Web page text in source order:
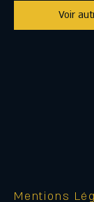
Voir
Mentions